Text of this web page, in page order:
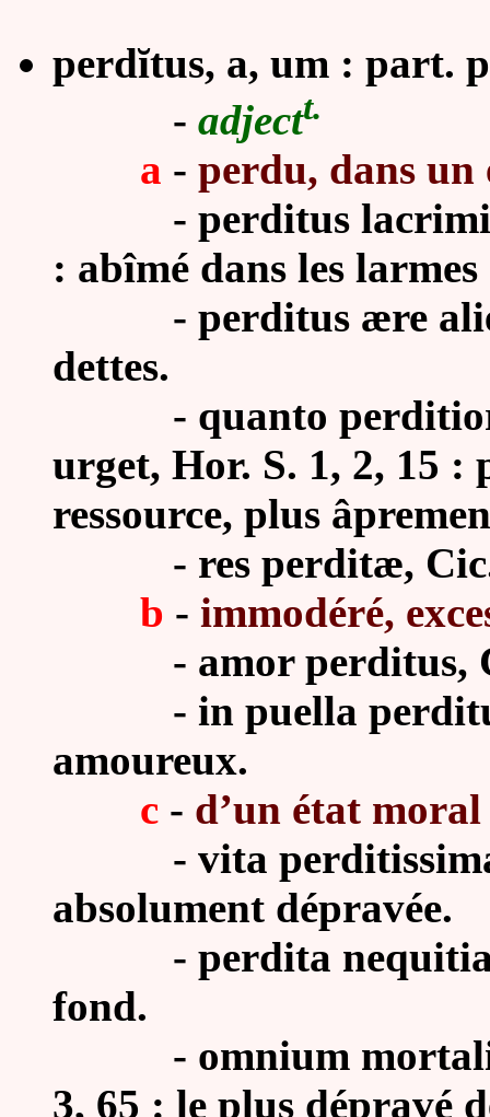
perdĭtus, a, um : part.
- adjectt.
a - perdu, dans un
- perditus
: abîmé dans les
- perditus ære
dettes.
- quanto
urget, Hor. S. 1, 2, 15 :
ressource, plus
- res perditæ,
b - immodéré,
- amor perditus,
- in puella
amoureux.
c - d’un état
- vita
absolument dépravée.
- perdita
fond.
- omnium
3, 65 : le plus dépravé